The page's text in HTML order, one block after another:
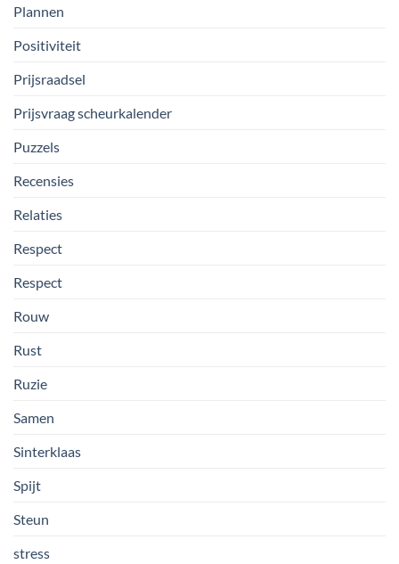
Plannen
Positiviteit
Prijsraadsel
Prijsvraag scheurkalender
Puzzels
Recensies
Relaties
Respect
Respect
Rouw
Rust
Ruzie
Samen
Sinterklaas
Spijt
Steun
stress